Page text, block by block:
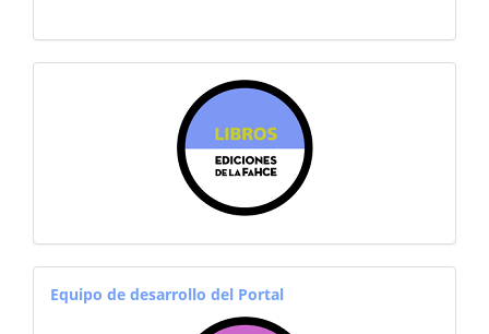
equiporevistas
Equipo de desarrollo del Portal